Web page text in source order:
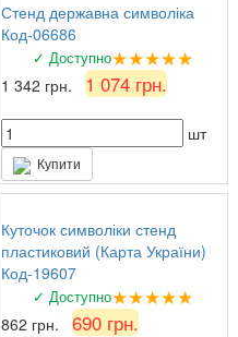
Стенд державна символіка
Код-06686
✓ Доступно★★★★★
1 342 грн. 1 074 грн.
шт
Купити
Куточок символіки стенд
пластиковий (Карта України)
Код-19607
✓ Доступно★★★★★
862 грн. 690 грн.